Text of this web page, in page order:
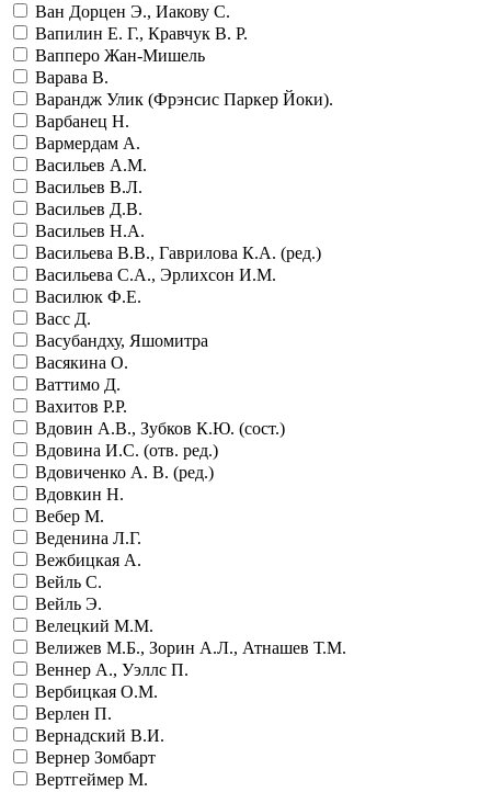
Ван Дорцен Э., Иакову С.
Вапилин Е. Г., Кравчук В. Р.
Вапперо Жан-Мишель
Варава В.
Варандж Улик (Фрэнсис Паркер Йоки).
Варбанец Н.
Вармердам А.
Васильев А.М.
Васильев В.Л.
Васильев Д.В.
Васильев Н.А.
Васильева В.В., Гаврилова К.А. (ред.)
Васильева С.А., Эрлихсон И.М.
Василюк Ф.Е.
Васс Д.
Васубандху, Яшомитра
Васякина О.
Ваттимо Д.
Вахитов Р.Р.
Вдовин А.В., Зубков К.Ю. (сост.)
Вдовина И.С. (отв. ред.)
Вдовиченко А. В. (ред.)
Вдовкин Н.
Вебер М.
Веденина Л.Г.
Вежбицкая А.
Вейль С.
Вейль Э.
Велецкий М.М.
Велижев М.Б., Зорин А.Л., Атнашев Т.М.
Веннер А., Уэллс П.
Вербицкая О.М.
Верлен П.
Вернадский В.И.
Вернер Зомбарт
Вертгеймер М.